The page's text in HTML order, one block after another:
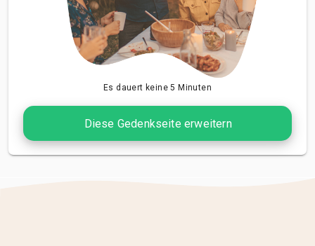
Es dauert keine 5 Minuten
Diese Gedenkseite erweitern